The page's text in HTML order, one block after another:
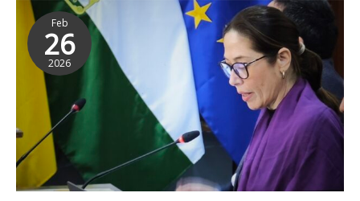
Feb
26
2026
PSOE
Rincón
critica
PP
apruebe
la
moción